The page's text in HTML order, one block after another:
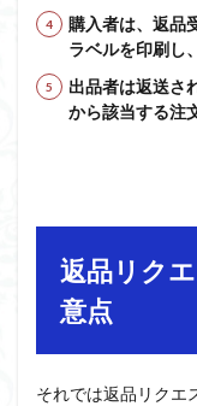
購入者は、返品
ラベルを印刷し
出品者は返送さ
から該当する注
返品リク
意点
それでは返品リクエ